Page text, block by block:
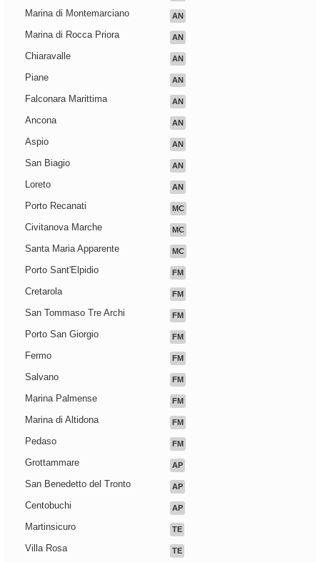
Marina di Montemarciano AN
Marina di Rocca Priora AN
Chiaravalle AN
Piane AN
Falconara Marittima AN
Ancona AN
Aspio AN
San Biagio AN
Loreto AN
Porto Recanati MC
Civitanova Marche MC
Santa Maria Apparente MC
Porto Sant'Elpidio FM
Cretarola FM
San Tommaso Tre Archi FM
Porto San Giorgio FM
Fermo FM
Salvano FM
Marina Palmense FM
Marina di Altidona FM
Pedaso FM
Grottammare AP
San Benedetto del Tronto AP
Centobuchi AP
Martinsicuro TE
Villa Rosa TE